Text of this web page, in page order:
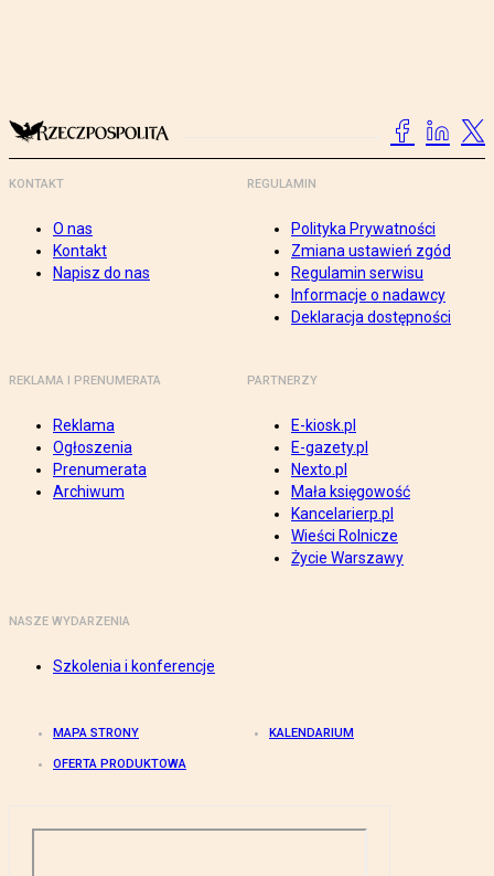
KONTAKT
O nas
Kontakt
Napisz do nas
REGULAMIN
Polityka Prywatności
Zmiana ustawień zgód
Regulamin serwisu
Informacje o nadawcy
Deklaracja dostępności
REKLAMA I PRENUMERATA
Reklama
Ogłoszenia
Prenumerata
Archiwum
PARTNERZY
E-kiosk.pl
E-gazety.pl
Nexto.pl
Mała księgowość
Kancelarierp.pl
Wieści Rolnicze
Życie Warszawy
NASZE WYDARZENIA
Szkolenia i konferencje
MAPA STRONY KALENDARIUM
OFERTA PRODUKTOWA